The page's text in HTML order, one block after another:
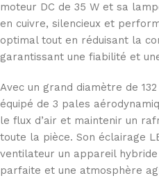
moteur DC de 35 W et sa
en cuivre, silencieux et
optimal tout en réduisant la
garantissant une fiabilité et
Avec un grand diamètre de
équipé de 3 pales
le flux d’air et maintenir un
toute la pièce. Son éclairage
ventilateur un appareil
parfaite et une atmosphère